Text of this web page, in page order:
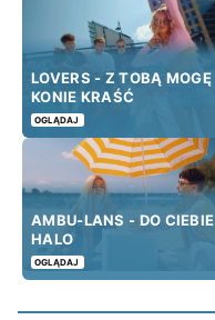
LOVERS - Z TOBĄ MOGĘ
KONIE KRAŚĆ
OGLĄDAJ
AMBU-LANS - DO CIEBIE
HALO
OGLĄDAJ